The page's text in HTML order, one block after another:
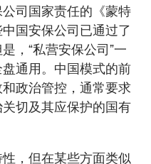
司国家责任的《蒙特
国安保公司已通过了
，“私营安保公司”一
通用。中国模式的前
政治管控，通常要求
切及其应保护的国有
，但在某些方面类似